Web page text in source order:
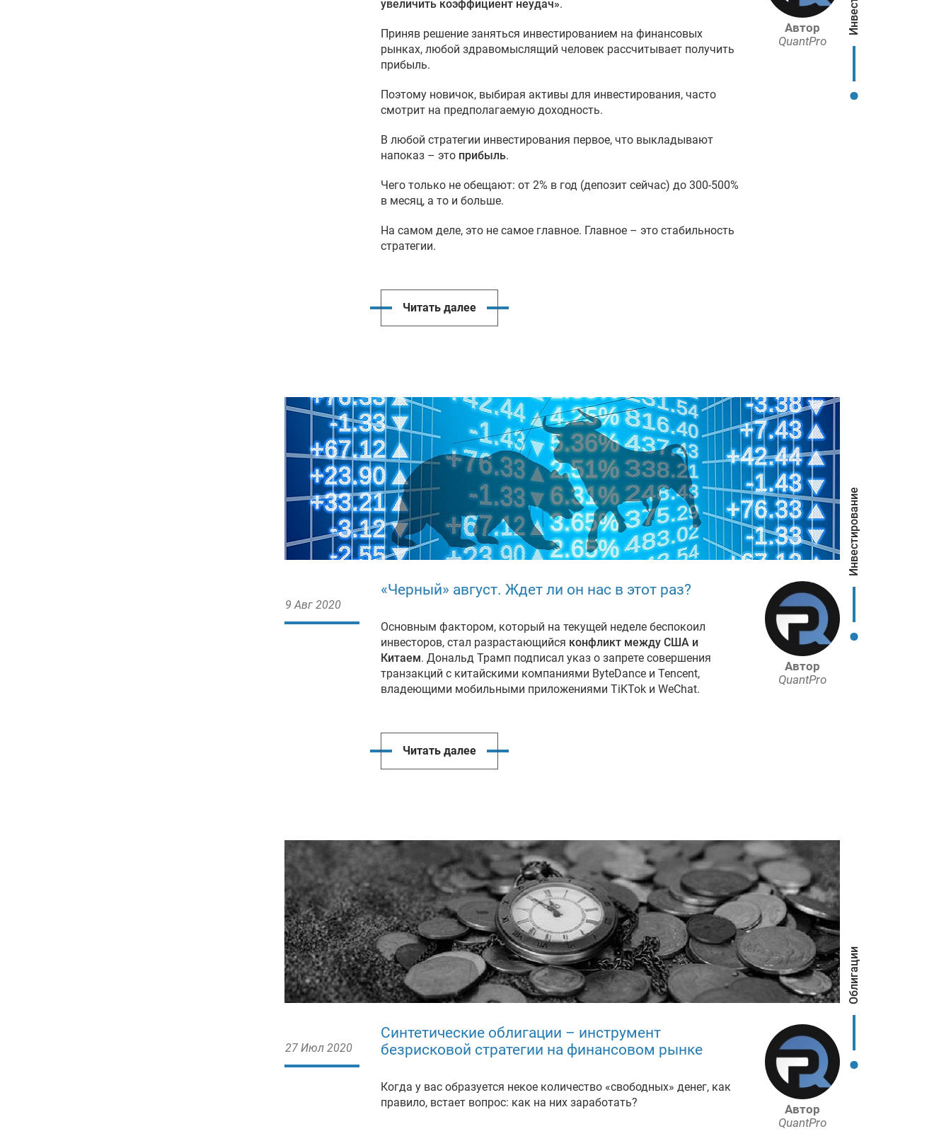
увеличить коэффициент неудач».
Приняв решение заняться инвестированием на финансовых
рынках, любой здравомыслящий человек рассчитывает получить
прибыль.
Поэтому новичок, выбирая активы для инвестирования, часто
смотрит на предполагаемую доходность.
В любой стратегии инвестирования первое, что выкладывают
напоказ – это прибыль.
Чего только не обещают: от 2% в год (депозит сейчас) до 300-500%
в месяц, а то и больше.
На самом деле, это не самое главное. Главное – это стабильность
стратегии.
Читать далее
Автор
QuantPro
Инвестирование
9 Авг 2020
«Черный» август. Ждет ли он нас в этот раз?
Основным фактором, который на текущей неделе беспокоил
инвесторов, стал разрастающийся конфликт между США и
Китаем. Дональд Трамп подписал указ о запрете совершения
транзакций с китайскими компаниями ByteDance и Tencent,
владеющими мобильными приложениями TiKTok и WeChat.
Читать далее
Автор
QuantPro
Облигации
27 Июл 2020
Синтетические облигации – инструмент
безрисковой стратегии на финансовом рынке
Когда у вас образуется некое количество «свободных» денег, как
правило, встает вопрос: как на них заработать?
Автор
QuantPro